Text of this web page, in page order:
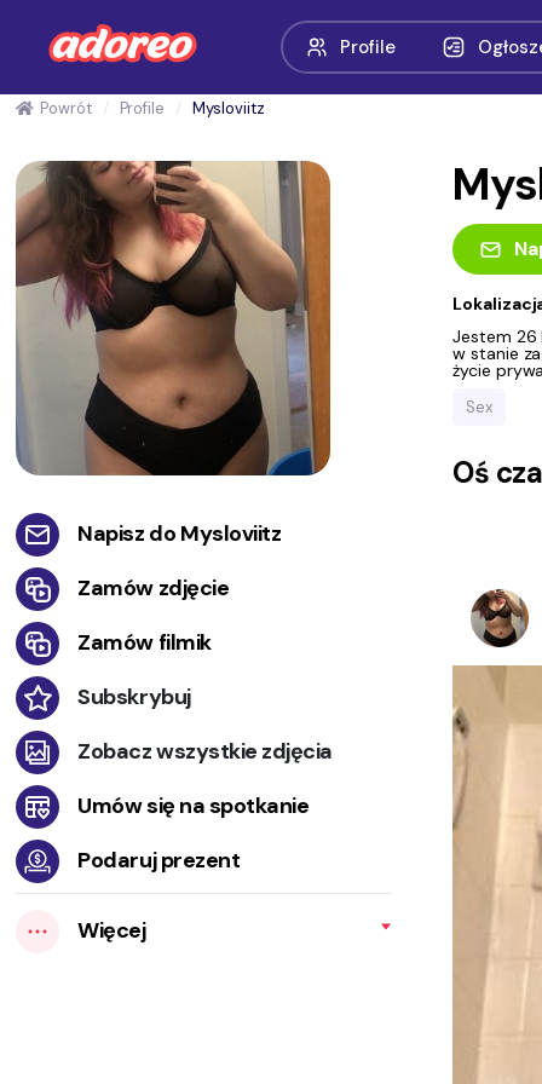
Profile
Powrót Profile Mysloviitz
Napisz do Mysloviitz
Zamów zdjęcie
Zamów filmik
Subskrybuj
Zobacz wszystkie zdjęcia
Umów się na spotkanie
Podaruj prezent
Więcej
Jestem 26
w stanie
życie
Sex
Oś